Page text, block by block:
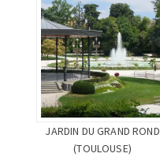
JARDIN DU GRAND ROND
(TOULOUSE)